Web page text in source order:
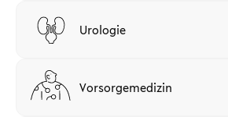
Urologie
Vorsorgemedizin